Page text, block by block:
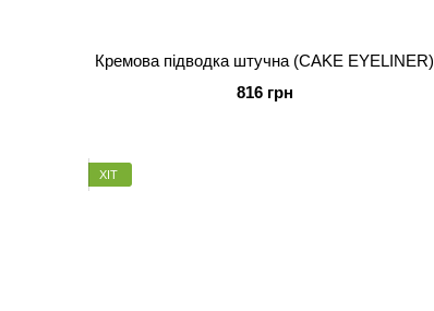
Кремова підводка штучна (CAKE EYELINER)
816 грн
ХІТ